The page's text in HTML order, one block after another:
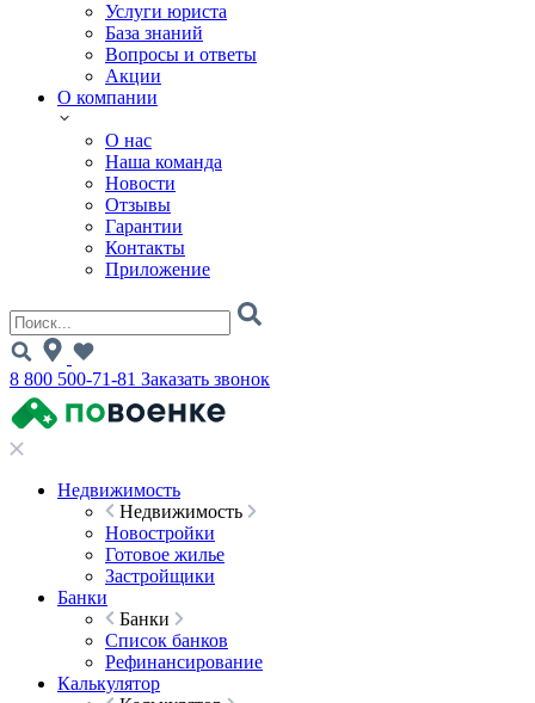
Услуги юриста
База знаний
Вопросы и ответы
Акции
О компании
О нас
Наша команда
Новости
Отзывы
Гарантии
Контакты
Приложение
8 800 500-71-81 Заказать звонок
Недвижимость
Недвижимость
Новостройки
Готовое жилье
Застройщики
Банки
Банки
Список банков
Рефинансирование
Калькулятор